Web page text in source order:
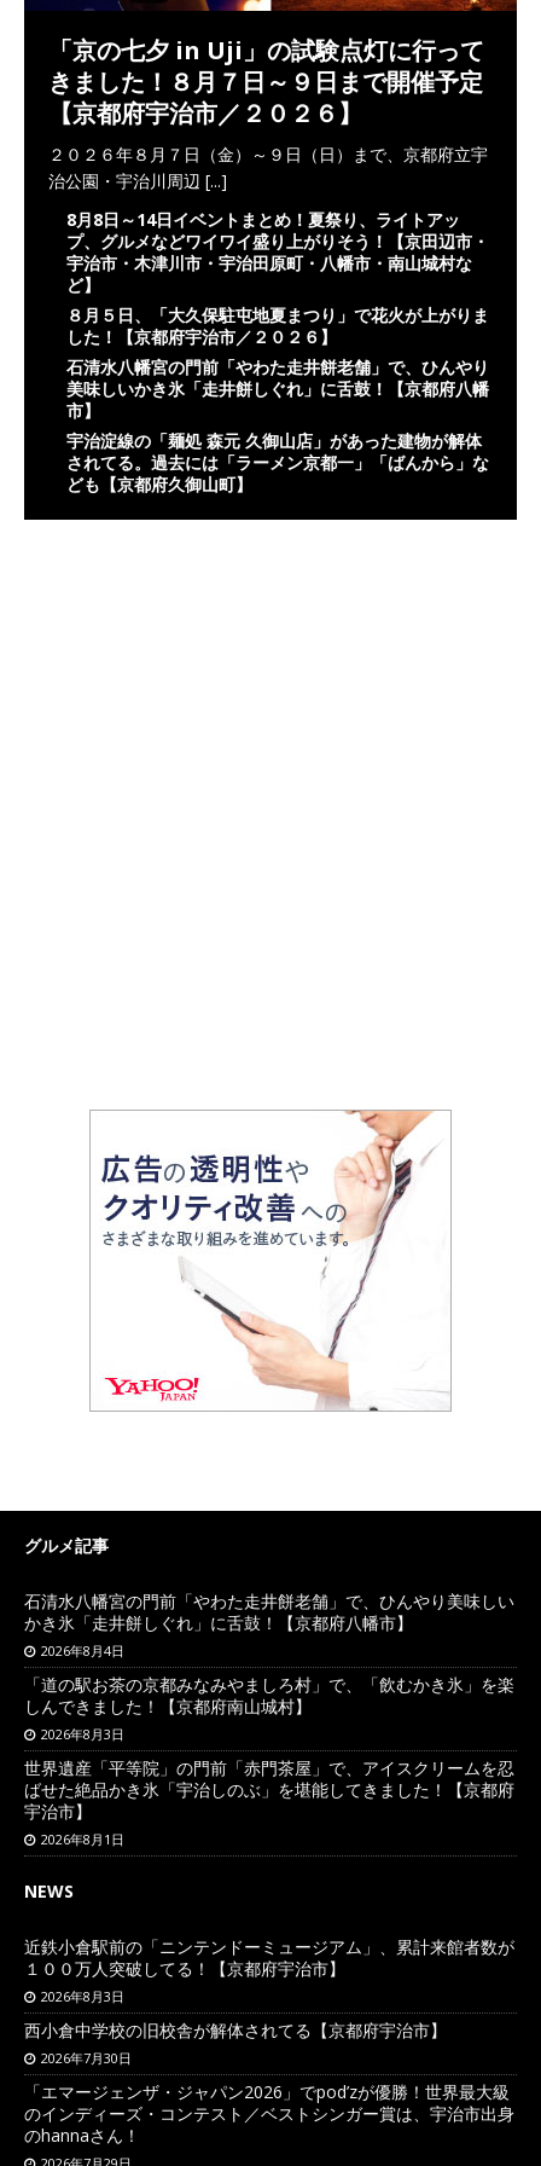
「京の七夕 in Uji」の試験点灯に行って
きました！８月７日～９日まで開催予定
【京都府宇治市／２０２６】
２０２６年８月７日（金）～９日（日）まで、京都府立宇
治公園・宇治川周辺 [...]
8月8日～14日イベントまとめ！夏祭り、ライトアッ
プ、グルメなどワイワイ盛り上がりそう！【京田辺市・
宇治市・木津川市・宇治田原町・八幡市・南山城村な
ど】
８月５日、「大久保駐屯地夏まつり」で花火が上がりま
した！【京都府宇治市／２０２６】
石清水八幡宮の門前「やわた走井餅老舗」で、ひんやり
美味しいかき氷「走井餅しぐれ」に舌鼓！【京都府八幡
市】
宇治淀線の「麺処 森元 久御山店」があった建物が解体
されてる。過去には「ラーメン京都一」「ばんから」な
ども【京都府久御山町】
グルメ記事
石清水八幡宮の門前「やわた走井餅老舗」で、ひんやり美味しい
かき氷「走井餅しぐれ」に舌鼓！【京都府八幡市】
2026年8月4日
「道の駅お茶の京都みなみやましろ村」で、「飲むかき氷」を楽
しんできました！【京都府南山城村】
2026年8月3日
世界遺産「平等院」の門前「赤門茶屋」で、アイスクリームを忍
ばせた絶品かき氷「宇治しのぶ」を堪能してきました！【京都府
宇治市】
2026年8月1日
NEWS
近鉄小倉駅前の「ニンテンドーミュージアム」、累計来館者数が
１００万人突破してる！【京都府宇治市】
2026年8月3日
西小倉中学校の旧校舎が解体されてる【京都府宇治市】
2026年7月30日
「エマージェンザ・ジャパン2026」でpod’zが優勝！世界最大級
のインディーズ・コンテスト／ベストシンガー賞は、宇治市出身
のhannaさん！